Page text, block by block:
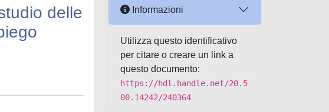
delle
Informazioni
Utilizza questo identificativo
per citare o creare un link a
questo documento:
https://hdl.handle.net/20.5
00.14242/240364